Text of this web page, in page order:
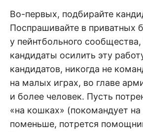
Во-первых, подбирайте
Поспрашивайте в приватных
у пейнтбольного
кандидаты осилить эту
кандидатов, никогда не
на малых играх, во главе
и более человек. Пусть
«на кошках» (покомандует на
поменьше, потрется